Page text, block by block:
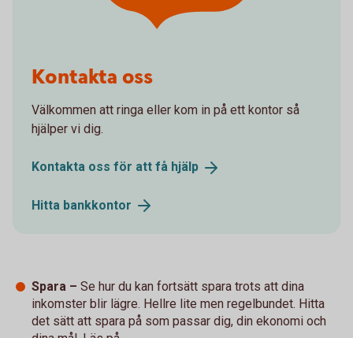
Kontakta oss
Välkommen att ringa eller kom in på ett kontor så
hjälper vi dig.
Kontakta oss för att få hjälp
Hitta bankkontor
Spara – Se hur du kan fortsätt spara trots att dina
inkomster blir lägre. Hellre lite men regelbundet. Hitta
det sätt att spara på som passar dig, din ekonomi och